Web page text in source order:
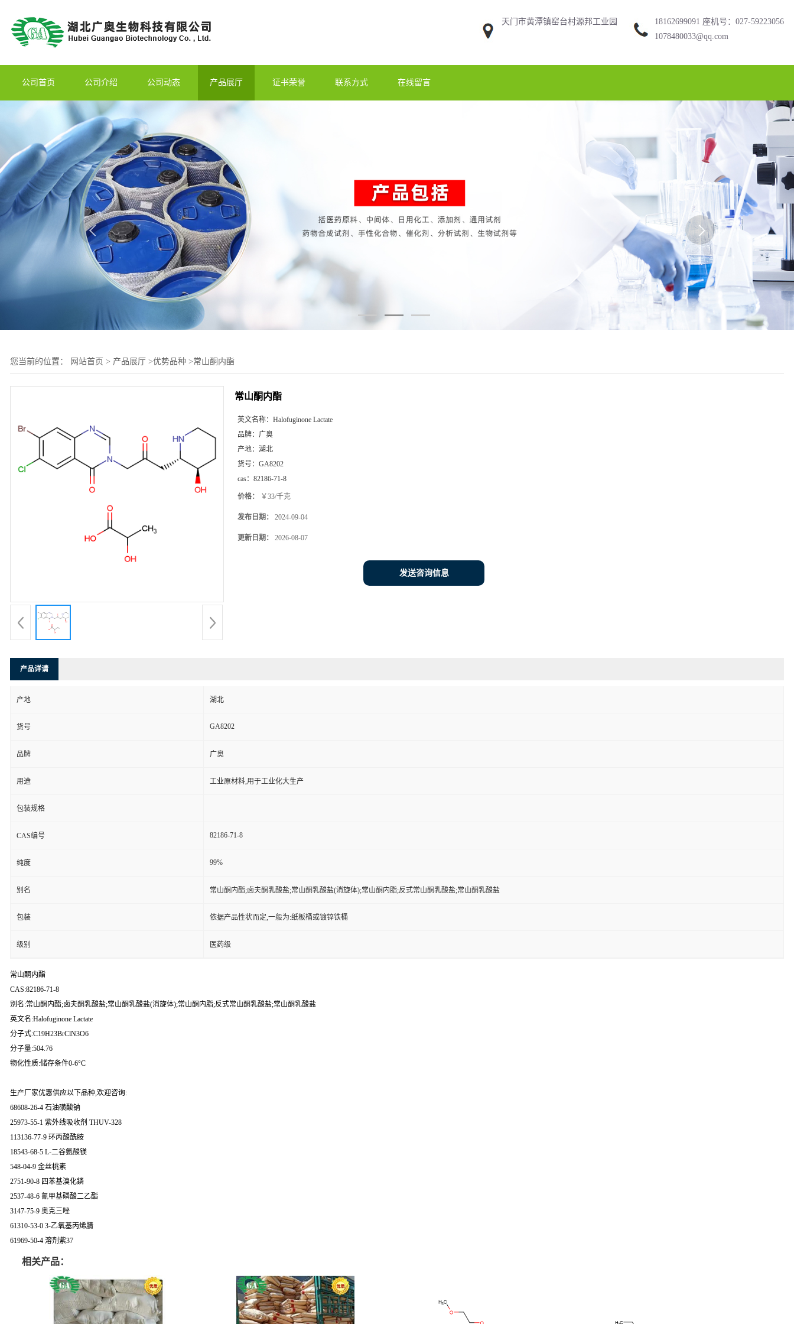
天门市黄潭镇窑台村源邦工业园
18162699091 座机号：027-59223056
1078480033@qq.com
公司首页 公司介绍 公司动态 产品展厅 证书荣誉 联系方式 在线留言
您当前的位置： 网站首页 > 产品展厅 >优势品种 >常山酮内酯
常山酮内酯
英文名称： Halofuginone Lactate
品牌： 广奥
产地： 湖北
货号： GA8202
cas： 82186-71-8
价格： ￥33/千克
发布日期： 2024-09-04
更新日期： 2026-08-07
发送咨询信息
产品详请
产地 湖北
货号 GA8202
品牌 广奥
用途 工业原材料,用于工业化大生产
包装规格
CAS编号 82186-71-8
纯度 99%
别名 常山酮内酯;卤夫酮乳酸盐;常山酮乳酸盐(消旋体);常山酮内脂;反式常山酮乳酸盐;常山酮乳酸盐
包装 依据产品性状而定,一般为:纸板桶或镀锌铁桶
级别 医药级
常山酮内酯
CAS:82186-71-8
别名:常山酮内酯;卤夫酮乳酸盐;常山酮乳酸盐(消旋体);常山酮内脂;反式常山酮乳酸盐;常山酮乳酸盐
英文名:Halofuginone Lactate
分子式:C19H23BrClN3O6
分子量:504.76
物化性质:储存条件0-6°C
生产厂家优惠供应以下品种,欢迎咨询:
68608-26-4 石油磺酸钠
25973-55-1 紫外线吸收剂 THUV-328
113136-77-9 环丙酸酰胺
18543-68-5 L-二谷氨酸镁
548-04-9 金丝桃素
2751-90-8 四苯基溴化鏻
2537-48-6 氰甲基磷酸二乙酯
3147-75-9 奥克三唑
61310-53-0 3-乙氧基丙烯腈
61969-50-4 溶剂紫37
相关产品：